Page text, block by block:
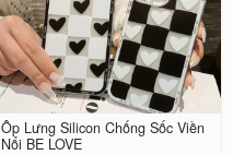
Ốp Lưng Silicon Chống Sốc Viền
Nổi BE LOVE